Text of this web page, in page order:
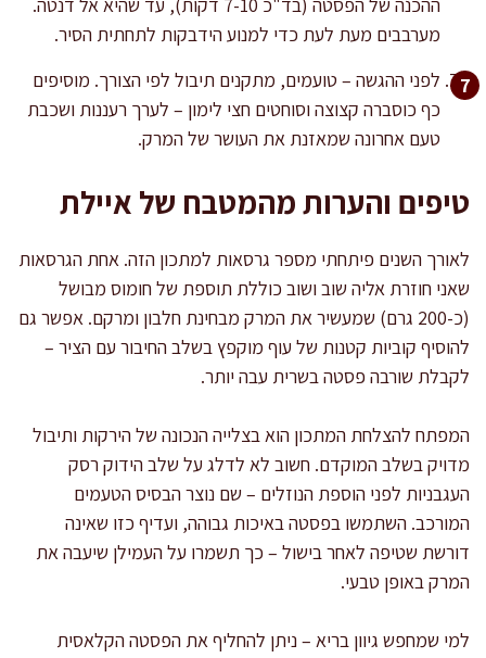
מערבבים מעת לעת כדי למנוע הידבקות לתחתית הסיר.
לפני ההגשה – טועמים, מתקנים תיבול לפי הצורך. מוסיפים
כף כוסברה קצוצה וסוחטים חצי לימון – לערך רעננות ושכבת
טעם אחרונה שמאזנת את העושר של המרק.
טיפים והערות מהמטבח של איילת
לאורך השנים פיתחתי מספר גרסאות למתכון הזה. אחת הגרסאות
שאני חוזרת אליה שוב ושוב כוללת תוספת של חומוס מבושל
(כ-200 גרם) שמעשיר את המרק מבחינת חלבון ומרקם. אפשר גם
להוסיף קוביות קטנות של עוף מוקפץ בשלב החיבור עם הציר –
לקבלת שורבה פסטה בשרית עבה יותר.
המפתח להצלחת המתכון הוא בצלייה הנכונה של הירקות ותיבול
מדויק בשלב המוקדם. חשוב לא לדלג על שלב הידוק רסק
העגבניות לפני הוספת הנוזלים – שם נוצר הבסיס הטעמים
המורכב. השתמשו בפסטה באיכות גבוהה, ועדיף כזו שאינה
דורשת שטיפה לאחר בישול – כך תשמרו על העמילן שיעבה את
המרק באופן טבעי.
למי שמחפש גיוון בריא – ניתן להחליף את הפסטה הקלאסית